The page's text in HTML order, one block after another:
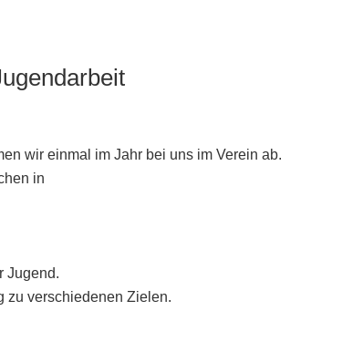
wir einmal im Jahr bei uns im Verein ab.
in
Jugend.
zu verschiedenen Zielen.